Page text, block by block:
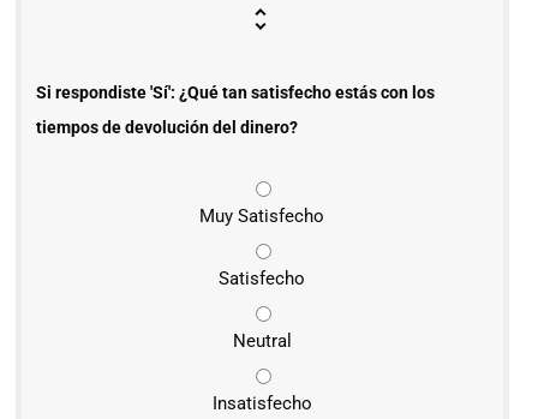
Si respondiste 'Sí': ¿Qué tan satisfecho estás con los
tiempos de devolución del dinero?
Muy Satisfecho
Satisfecho
Neutral
Insatisfecho